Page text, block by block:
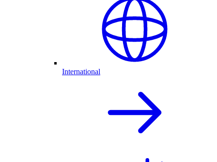
International